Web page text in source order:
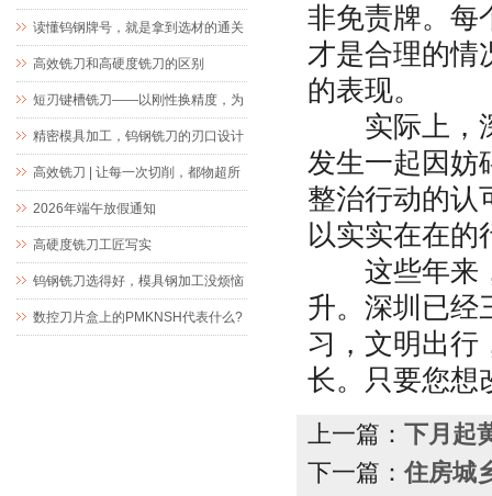
非免责牌。每
才是合理的情
的表现。
实际上，深
发生一起因妨
整治行动的认
以实实在在的
这些年来，
升。深圳已经
习，文明出行
长。只要您想
上一篇： 下月起
下一篇： 住房城
读懂钨钢牌号，就是拿到选材的通关
文牒
高效铣刀和高硬度铣刀的区别
短刃键槽铣刀——以刚性换精度，为
精密键槽加工而生
精密模具加工，钨钢铣刀的刃口设计
究竟藏着什么玄机
高效铣刀 | 让每一次切削，都物超所
值
2026年端午放假通知
高硬度铣刀工匠写实
钨钢铣刀选得好，模具钢加工没烦恼
数控刀片盒上的PMKNSH代表什么?